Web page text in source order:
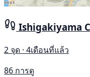
Ishigakiyama
2 จุด · 4เดือนที่แล้ว
86 การดู